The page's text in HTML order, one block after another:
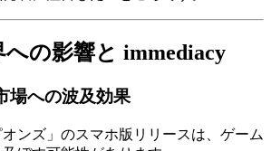
の影響と immediacy
場への波及効果
オンズ」のスマホ版リリースは、ゲーム